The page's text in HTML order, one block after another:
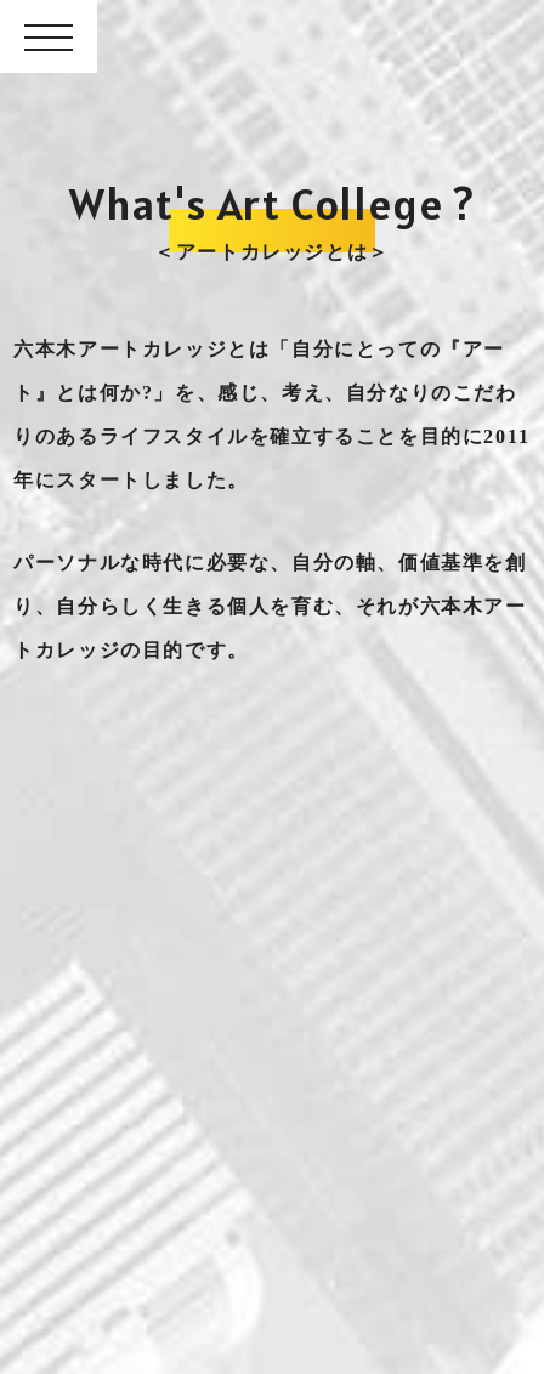
What's Art College ?
＜アートカレッジとは＞
六本木アートカレッジとは「自分にとっての『アー
ト』とは何か?」を、感じ、考え、自分なりのこだわ
りのあるライフスタイルを確立することを目的に2011
年にスタートしました。
パーソナルな時代に必要な、自分の軸、価値基準を創
り、自分らしく生きる個人を育む、それが六本木アー
トカレッジの目的です。